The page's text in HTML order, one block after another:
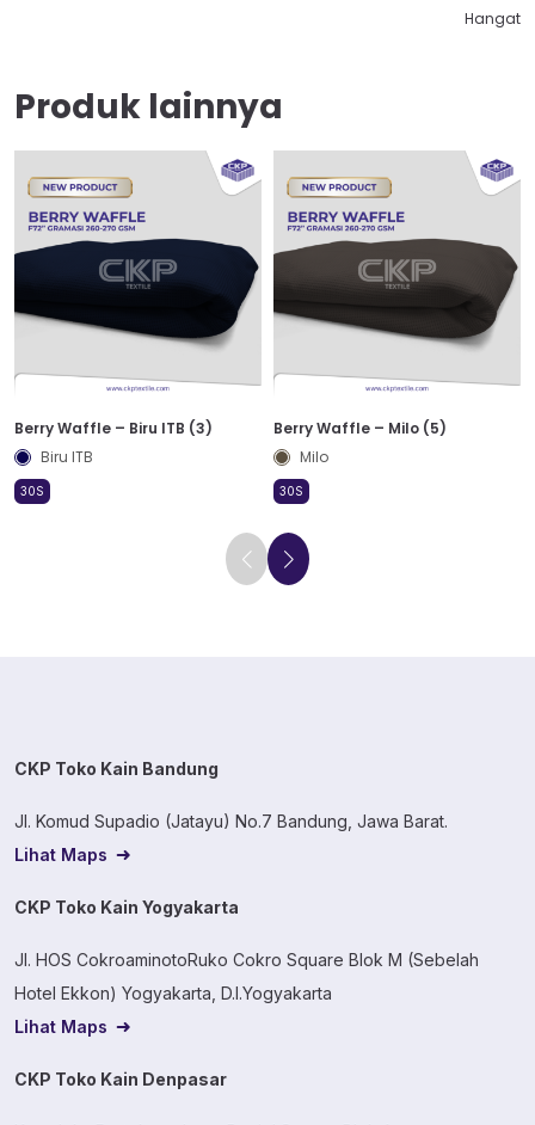
Hangat
Produk lainnya
Berry Waffle – Biru ITB (3)
Biru ITB
30S
Berry Waffle – Milo (5)
Milo
30S
CKP Toko Kain Bandung
Jl. Komud Supadio (Jatayu) No.7 Bandung, Jawa Barat.
Lihat Maps
CKP Toko Kain Yogyakarta
Jl. HOS CokroaminotoRuko Cokro Square Blok M (Sebelah
Hotel Ekkon) Yogyakarta, D.I.Yogyakarta
Lihat Maps
CKP Toko Kain Denpasar